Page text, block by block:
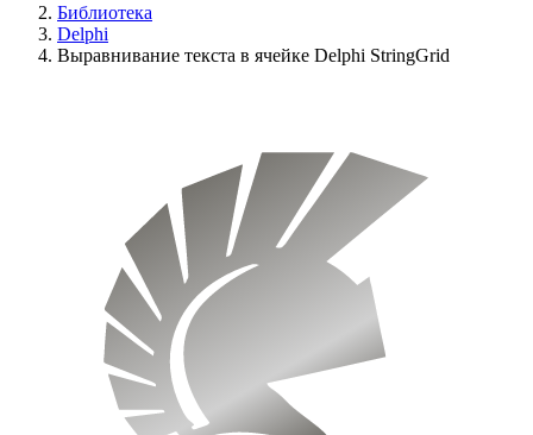
Библиотека
Delphi
Выравнивание текста в ячейке Delphi StringGrid